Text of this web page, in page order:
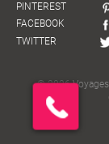
DANS SA VALISE
DÉCALAGE
PINTEREST
FACEBOOK
TWITTER
© 2026